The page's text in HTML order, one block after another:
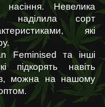
Невелика
наділила сорт
які
Feminised та інші
підкорять навіть
можна на нашому